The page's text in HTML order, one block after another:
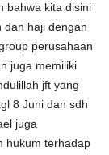
bahwa kita disini
dan haji dengan
perusahaan
juga memiliki
jft yang
8 Juni dan sdh
juga
hukum terhadap